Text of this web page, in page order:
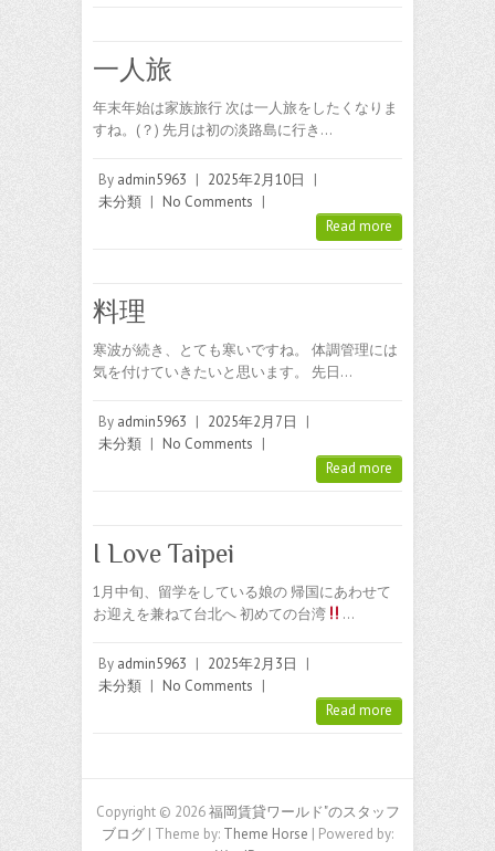
一人旅
年末年始は家族旅行 次は一人旅をしたくなりま
すね。(？) 先月は初の淡路島に行き…
By admin5963 | 2025年2月10日
|
未分類 | No Comments |
Read more
料理
寒波が続き、とても寒いですね。 体調管理には
気を付けていきたいと思います。 先日…
By admin5963 | 2025年2月7日
|
未分類 | No Comments |
Read more
I Love Taipei
1月中旬、留学をしている娘の 帰国にあわせて
お迎えを兼ねて台北へ 初めての台湾
…
By admin5963 | 2025年2月3日
|
未分類 | No Comments |
Read more
Copyright © 2026福岡賃貸ワールド"のスタッフ
ブログ | Theme by: Theme Horse | Powered by: